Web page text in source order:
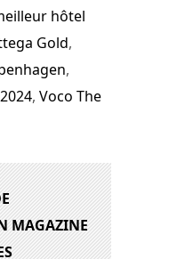
hôtel
Gold,
,
, Voco The
MAGAZINE